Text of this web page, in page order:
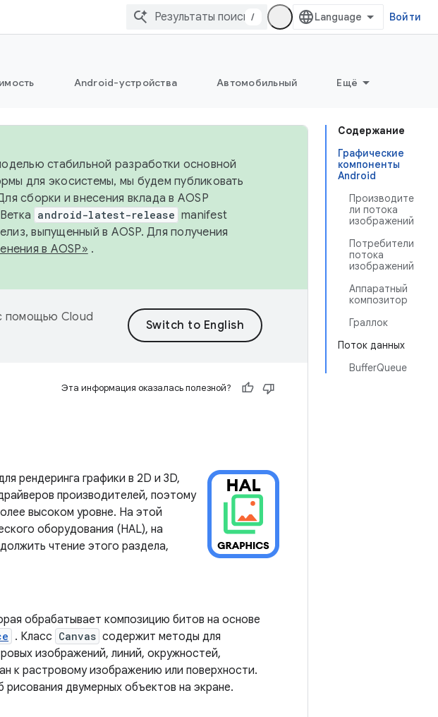
/ Войти
Android-устройства Автомобильный Ещё
Содержание
Графические
компоненты
Android
Производите
ли потока
изображений
Потребители
потока
изображений
Аппаратный
композитор
Граллок
Поток данных
BufferQueue
стабильной разработки основной
для экосистемы, мы будем публиковать
сборки и внесения вклада в AOSP
android-latest-release manifest
выпущенный в AOSP. Для получения
в AOSP» .
помощью Cloud
Эта информация оказалась полезной?
рендеринга графики в 2D и 3D,
производителей, поэтому
высоком уровне. На этой
оборудования (HAL), на
чтение этого раздела,
обрабатывает композицию битов на основе
. Класс Canvas содержит методы для
изображений, линий, окружностей,
к растровому изображению или поверхности.
двумерных объектов на экране.